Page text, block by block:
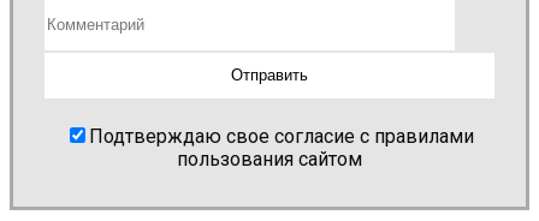
Подтверждаю свое согласие с правилами
пользования сайтом